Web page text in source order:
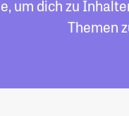
um dich zu
Themen